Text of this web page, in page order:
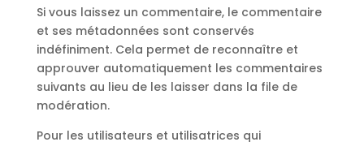
Si vous laissez un commentaire, le commentaire
et ses métadonnées sont conservés
indéfiniment. Cela permet de reconnaître et
approuver automatiquement les commentaires
suivants au lieu de les laisser dans la file de
modération.
Pour les utilisateurs et utilisatrices qui